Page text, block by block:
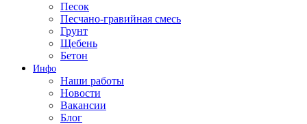
Песок
Песчано-гравийная смесь
Грунт
Щебень
Бетон
Инфо
Наши работы
Новости
Вакансии
Блог